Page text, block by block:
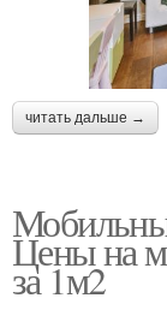
читать дальше →
Цены на
за 1м2